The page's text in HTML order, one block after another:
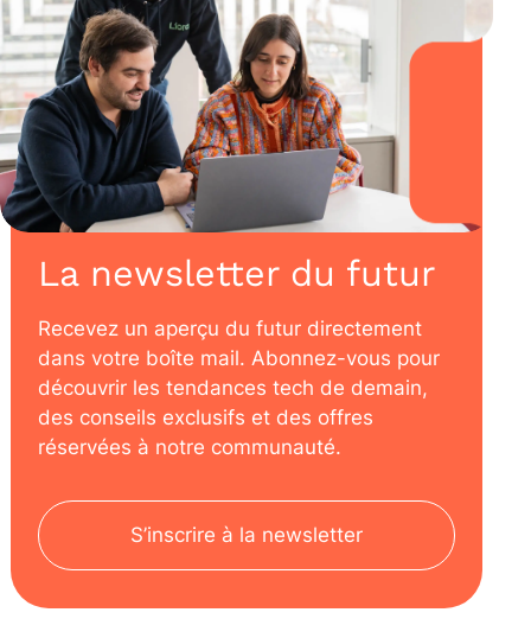
La newsletter du futur
Recevez un aperçu du futur directement
dans votre boîte mail. Abonnez-vous pour
découvrir les tendances tech de demain,
des conseils exclusifs et des offres
réservées à notre communauté.
S’inscrire à la newsletter